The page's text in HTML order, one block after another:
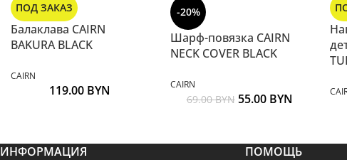
ПОД ЗАКАЗ
Балаклава CAIRN
BAKURA BLACK
CAIRN
119.00 BYN
-20%
Шарф-повязка CAIRN
NECK COVER BLACK
CAIRN
69.00BYN 55.00 BYN
ИНФОРМАЦИЯ
ПОМОЩЬ